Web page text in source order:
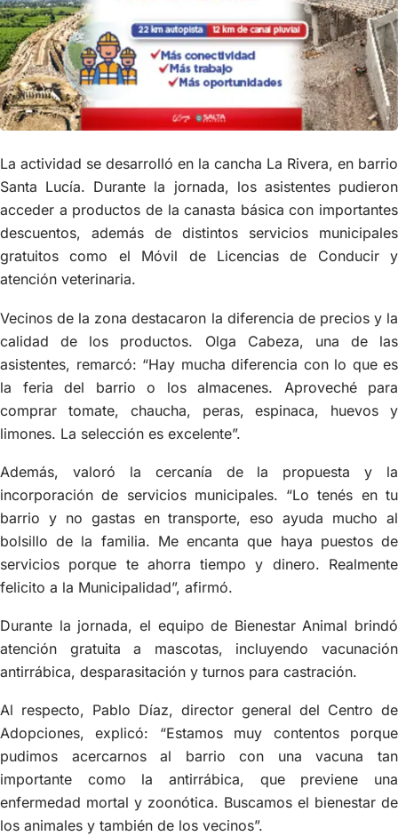
La actividad se desarrolló en la cancha La Rivera, en barrio
Santa Lucía. Durante la jornada, los asistentes pudieron
acceder a productos de la canasta básica con importantes
descuentos, además de distintos servicios municipales
gratuitos como el Móvil de Licencias de Conducir y
atención veterinaria.
Vecinos de la zona destacaron la diferencia de precios y la
calidad de los productos. Olga Cabeza, una de las
asistentes, remarcó: “Hay mucha diferencia con lo que es
la feria del barrio o los almacenes. Aproveché para
comprar tomate, chaucha, peras, espinaca, huevos y
limones. La selección es excelente”.
Además, valoró la cercanía de la propuesta y la
incorporación de servicios municipales. “Lo tenés en tu
barrio y no gastas en transporte, eso ayuda mucho al
bolsillo de la familia. Me encanta que haya puestos de
servicios porque te ahorra tiempo y dinero. Realmente
felicito a la Municipalidad”, afirmó.
Durante la jornada, el equipo de Bienestar Animal brindó
atención gratuita a mascotas, incluyendo vacunación
antirrábica, desparasitación y turnos para castración.
Al respecto, Pablo Díaz, director general del Centro de
Adopciones, explicó: “Estamos muy contentos porque
pudimos acercarnos al barrio con una vacuna tan
importante como la antirrábica, que previene una
enfermedad mortal y zoonótica. Buscamos el bienestar de
los animales y también de los vecinos”.